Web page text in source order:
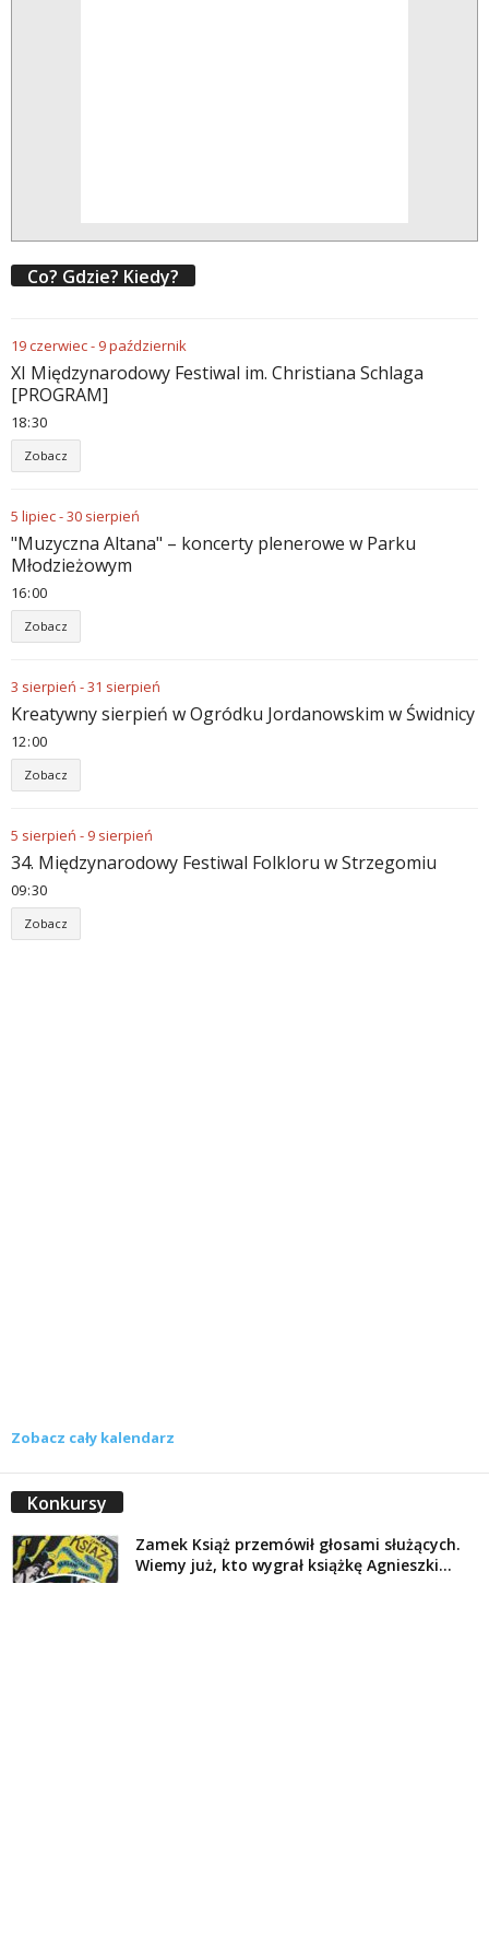
Co? Gdzie? Kiedy?
19czerwiec- 9październik
XI Międzynarodowy Festiwal im. Christiana Schlaga
[PROGRAM]
18:30
Zobacz
5 lipiec-30 sierpień
"Muzyczna Altana" – koncerty plenerowe w Parku
Młodzieżowym
16:00
Zobacz
3 sierpień -31 sierpień
Kreatywny sierpień w Ogródku Jordanowskim w Świdnicy
12:00
Zobacz
5 sierpień - 9 sierpień
34. Międzynarodowy Festiwal Folkloru w Strzegomiu
09:30
Zobacz
Zobacz cały kalendarz
Konkursy
Zamek Książ przemówił głosami służących.
Wiemy już, kto wygrał książkę Agnieszki...